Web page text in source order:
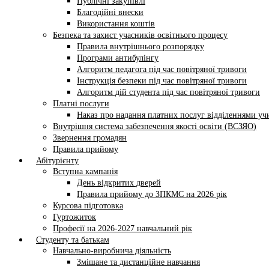
Благодійні внески
Використання коштів
Безпека та захист учасників освітнього процесу
Правила внутрішнього розпорядку
Програми антибулінгу
Алгоритм педагога під час повітряної тривоги
Інструкція безпеки під час повітряної тривоги
Алгоритм дій студента під час повітряної тривоги
Платні послуги
Наказ про надання платних послуг відділеннями
Внутрішня система забезпечення якості освіти (ВСЗЯО)
Звернення громадян
Правила прийому
Абітурієнту
Вступна кампанія
День відкритих дверей
Правила прийому до ЗПКМС на 2026 рік
Курсова підготовка
Гуртожиток
Професії на 2026-2027 навчальний рік
Студенту та батькам
Навчально-виробнича діяльність
Змішане та дистанційне навчання